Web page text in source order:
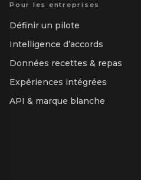
Pour les entreprises
Définir un pilote
Intelligence d’accords
Données recettes & repas
Expériences intégrées
API & marque blanche